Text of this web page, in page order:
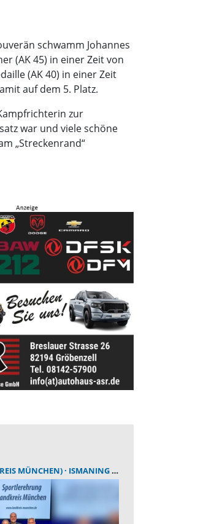
schwamm Johannes
(AK 45) in einer Zeit von
(AK 40) in einer Zeit
auf dem 5. Platz.
zur
war und viele schöne
„Streckenrand“
MÜNCHEN) ISMANING (LANDKREIS MÜNCHEN)